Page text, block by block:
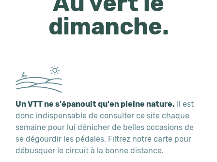
dimanche.
Un VTT ne s'épanouit qu'en pleine nature. Il est
donc indispensable de consulter ce site chaque
semaine pour lui dénicher de belles occasions de
se dégourdir les pédales. Filtrez notre carte pour
débusquer le circuit à la bonne distance.